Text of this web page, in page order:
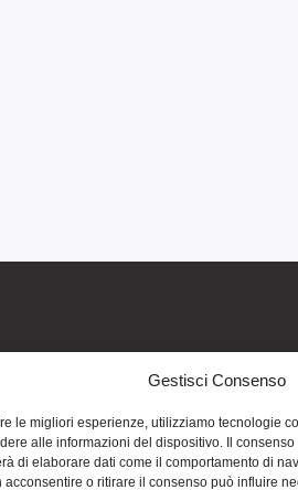
Gestisci Consenso
le migliori esperienze, utilizziamo tecnologie
alle informazioni del dispositivo. Il
di elaborare dati come il comportamento di
acconsentire o ritirare il consenso può influire
informativo generale e non
intraprendere o interrompere
medicinali (nemmeno “naturali”)
vale per tutte le pagine